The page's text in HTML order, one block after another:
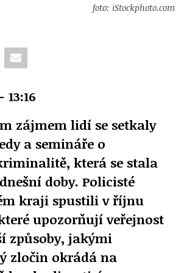
foto: iStockphoto.com
zájmem lidí se setkaly
a semináře o
která se stala
doby. Policisté
kraji spustili v říjnu
upozorňují veřejnost
způsoby, jakými
zločin okrádá na